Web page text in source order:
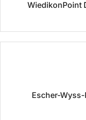
WiedikonPoint
Escher-